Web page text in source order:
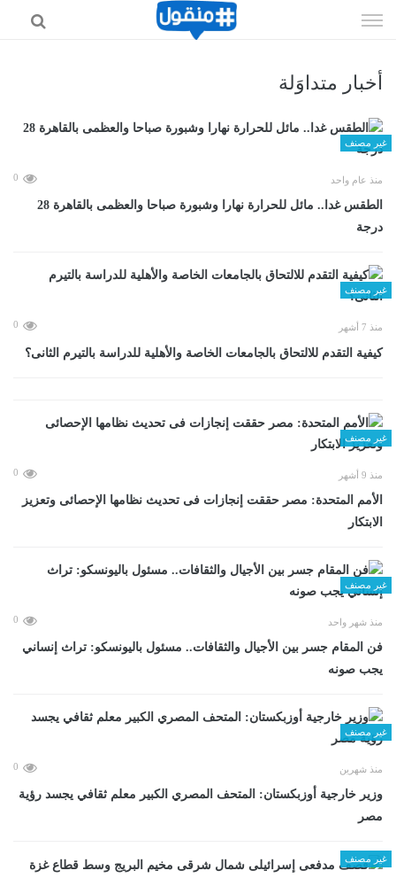
الى
أخبار متداوَلة
غير مصنف
منذ عام واحد 0
الطقس غدا.. مائل للحرارة نهارا وشبورة صباحا والعظمى بالقاهرة 28
درجة
غير مصنف
منذ 7 أشهر 0
كيفية التقدم للالتحاق بالجامعات الخاصة والأهلية للدراسة بالتيرم الثانى؟
غير مصنف
منذ 9 أشهر 0
الأمم المتحدة: مصر حققت إنجازات فى تحديث نظامها الإحصائى وتعزيز
الابتكار
غير مصنف
منذ شهر واحد 0
فن المقام جسر بين الأجيال والثقافات.. مسئول باليونسكو: تراث إنساني
يجب صونه
غير مصنف
منذ شهرين 0
وزير خارجية أوزبكستان: المتحف المصري الكبير معلم ثقافي يجسد رؤية
مصر
غير مصنف